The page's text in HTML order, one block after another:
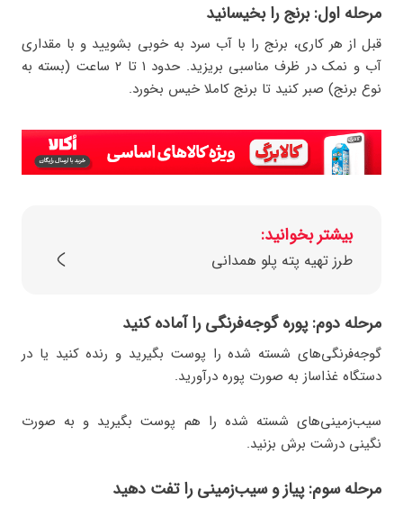
مرحله اول: برنج را بخیسانید
قبل از هر کاری، برنج را با آب سرد به خوبی بشویید و با مقداری
آب و نمک در ظرف مناسبی بریزید. حدود ۱ تا ۲ ساعت (بسته به
نوع برنج) صبر کنید تا برنج کاملا خیس بخورد.
بیشتر بخوانید:
طرز تهیه پته پلو همدانی
مرحله دوم: پوره گوجه‌فرنگی را آماده کنید
گوجه‌فرنگی‌های شسته شده را پوست بگیرید و رنده کنید یا در
دستگاه غذاساز به صورت پوره درآورید.
سیب‌زمینی‌های شسته شده را هم پوست بگیرید و به صورت
نگینی درشت برش بزنید.
مرحله سوم: پیاز و سیب‌زمینی را تفت دهید